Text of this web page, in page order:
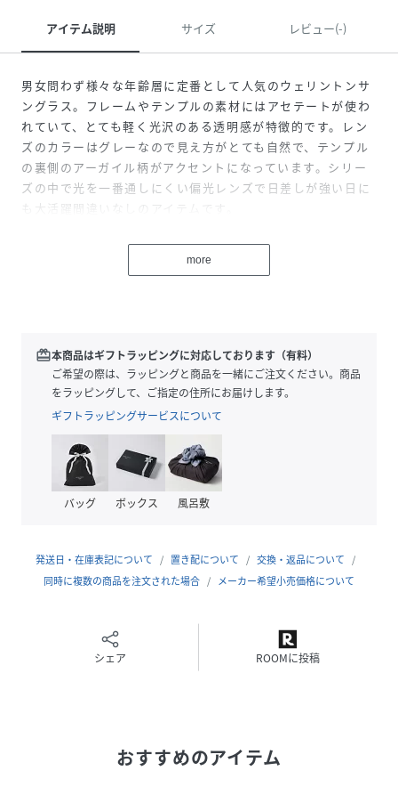
アイテム説明 サイズ レビュー(-)
男女問わず様々な年齢層に定番として人気のウェリントンサ
ングラス。フレームやテンプルの素材にはアセテートが使わ
れていて、とても軽く光沢のある透明感が特徴的です。レン
ズのカラーはグレーなので見え方がとても自然で、テンプル
の裏側のアーガイル柄がアクセントになっています。シリー
ズの中で光を一番通しにくい偏光レンズで日差しが強い日に
も大活躍間違いなしのアイテムです。
可視光線透過率 12%
原産国 中国
素材
レンズ:プラスチック
レンズわく、テンプル:アセテート
F
品番
EZ1192_158707139
(158707139-BLK-F EZ1192
more
redeem本商品はギフトラッピングに対応しております（有料）
ご希望の際は、ラッピングと商品を一緒にご注文ください。商品
をラッピングして、ご指定の住所にお届けします。
ギフトラッピングサービスについて
バッグ ボックス 風呂敷
発送日・在庫表記について 置き配について
交換・返品について
同時に複数の商品を注文された場合
メーカー希望小売価格について
シェア ROOMに投稿
おすすめのアイテム